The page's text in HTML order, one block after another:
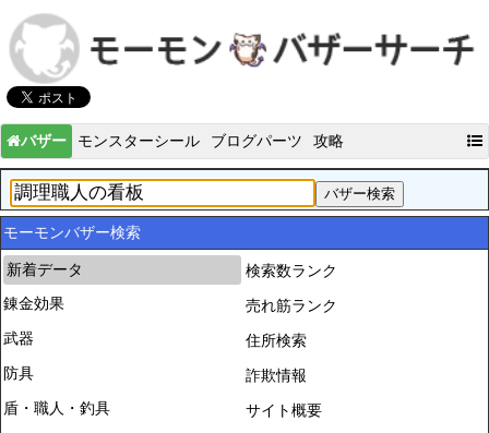
バザー モンスターシール ブログパーツ 攻略
モーモンバザー検索
新着データ
錬金効果
武器
防具
盾・職人・釣具
検索数ランク
売れ筋ランク
住所検索
詐欺情報
サイト概要